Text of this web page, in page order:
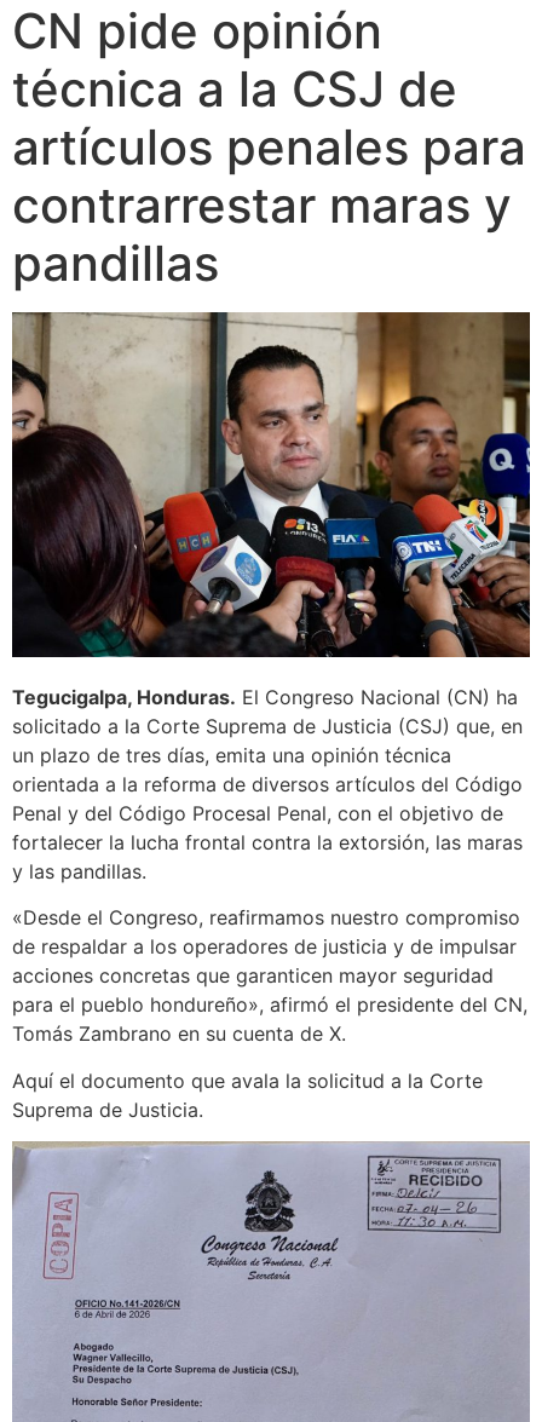
CN pide opinión
técnica a la CSJ de
artículos penales para
contrarrestar maras y
pandillas
Tegucigalpa, Honduras. El Congreso Nacional (CN) ha
solicitado a la Corte Suprema de Justicia (CSJ) que, en
un plazo de tres días, emita una opinión técnica
orientada a la reforma de diversos artículos del Código
Penal y del Código Procesal Penal, con el objetivo de
fortalecer la lucha frontal contra la extorsión, las maras
y las pandillas.
«Desde el Congreso, reafirmamos nuestro compromiso
de respaldar a los operadores de justicia y de impulsar
acciones concretas que garanticen mayor seguridad
para el pueblo hondureño», afirmó el presidente del CN,
Tomás Zambrano en su cuenta de X.
Aquí el documento que avala la solicitud a la Corte
Suprema de Justicia.